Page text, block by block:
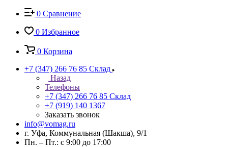
0 Сравнение
0 Избранное
0 Корзина
+7 (347) 266 76 85 Склад
Назад
Телефоны
+7 (347) 266 76 85 Склад
+7 (919) 140 1367
Заказать звонок
info@vomag.ru
г. Уфа, Коммунальная (Шакша), 9/1
Пн. – Пт.: с 9:00 до 17:00